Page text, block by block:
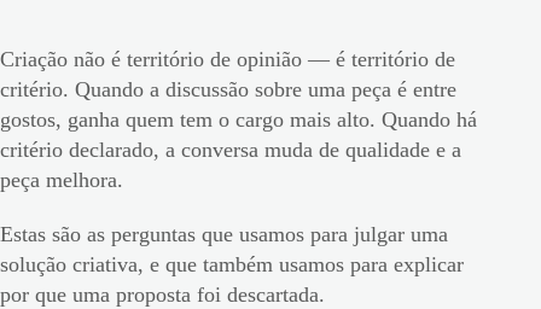
Criação não é território de opinião — é território de
critério. Quando a discussão sobre uma peça é entre
gostos, ganha quem tem o cargo mais alto. Quando há
critério declarado, a conversa muda de qualidade e a
peça melhora.
Estas são as perguntas que usamos para julgar uma
solução criativa, e que também usamos para explicar
por que uma proposta foi descartada.